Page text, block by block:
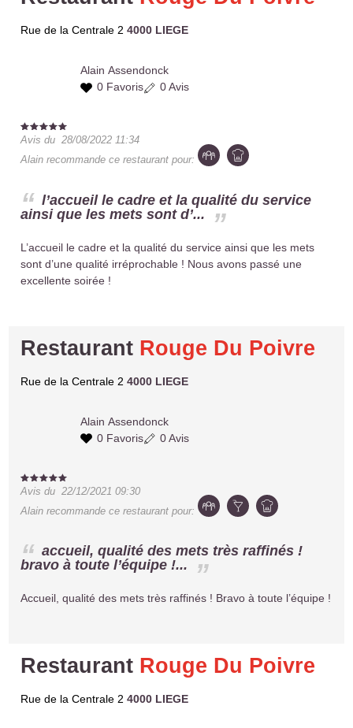
Rue de la Centrale 24000 LIEGE
Alain Assendonck
0 Favoris
0 Avis
Avis du28/08/2022 11:34
Alain recommande ce restaurant pour:
l’accueil le cadre et la qualité du service
ainsi que les mets sont d’...
L’accueil le cadre et la qualité du service ainsi que les mets
sont d’une qualité irréprochable ! Nous avons passé une
excellente soirée !
Restaurant Rouge Du Poivre
Rue de la Centrale 24000 LIEGE
Alain Assendonck
0 Favoris
0 Avis
Avis du22/12/2021 09:30
Alain recommande ce restaurant pour:
accueil, qualité des mets très raffinés !
bravo à toute l’équipe !...
Accueil, qualité des mets très raffinés ! Bravo à toute l’équipe !
Restaurant Rouge Du Poivre
Rue de la Centrale 24000 LIEGE